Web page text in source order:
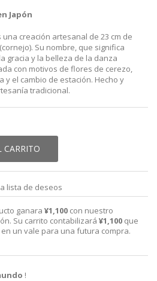
Japón
creación artesanal de 23 cm de
Su nombre, que significa
gracia y la belleza de la danza
con motivos de flores de cerezo,
y el cambio de estación. Hecho y
tradicional.
CARRITO
lista de deseos
ganara ¥1,100 con nuestro
Su carrito contabilizará ¥1,100 que
un vale para una futura compra.
!